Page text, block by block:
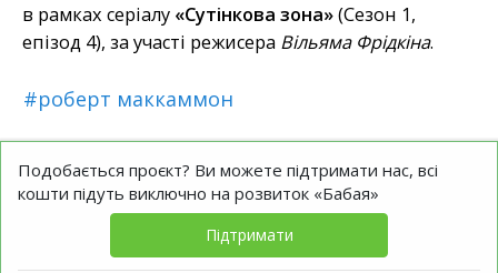
в рамках серіалу «Сутінкова зона»(Сезон 1,
епізод 4), за участі режисера Вільяма Фрідкіна.
#роберт маккаммон
Подобається проєкт? Ви можете підтримати нас, всі
кошти підуть виключно на розвиток «Бабая»
Підтримати